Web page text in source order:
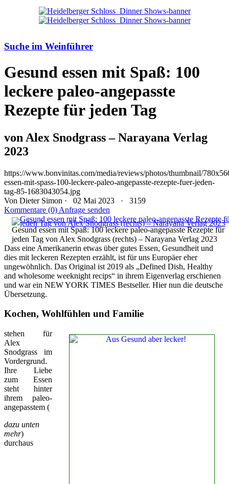
Suche im Weinführer
Gesund essen mit Spaß: 100
leckere paleo-angepasste
Rezepte für jeden Tag
von Alex Snodgrass – Narayana Verlag
2023
https://www.bonvinitas.com/media/reviews/photos/thumbnail/
essen-mit-spass-100-leckere-paleo-angepasste-rezepte-fuer-jeden-
tag-85-1683043054.jpg
Von Dieter Simon · 02 Mai 2023 ·
3159
Kommentare (0) Anfrage senden
Gesund essen mit Spaß: 100 leckere paleo-angepasste Rezepte für
jeden Tag von Alex Snodgrass (rechts) – Narayana Verlag 2023
Dass eine Amerikanerin etwas über gutes Essen, Gesundheit und
dies mit leckeren Rezepten erzählt, ist für uns Europäer eher
ungewöhnlich. Das Original ist 2019 als „Defined Dish, Healthy
and wholesome weeknight recips“ in ihrem Eigenverlag erschienen
und war ein NEW YORK TIMES Bestseller. Hier nun die deutsche
Übersetzung.
Kochen, Wohlfühlen und Familie
stehen für
Alex
Snodgrass im
Vordergrund.
Ihre Liebe
zum Essen
steht hinter
ihrem paleo-
angepasstem (
dazu unten
mehr)
durchaus